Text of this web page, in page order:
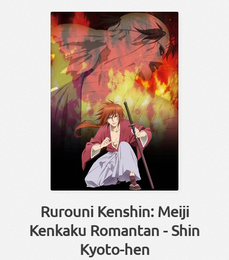
Rurouni Kenshin: Meiji
Kenkaku Romantan - Shin
Kyoto-hen